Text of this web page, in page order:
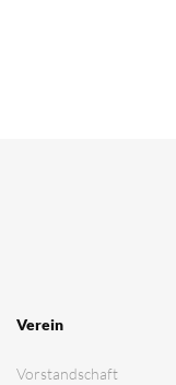
Verein
Vorstandschaft